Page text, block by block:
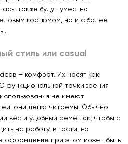
также будут уместно
костюмом, но и с более
стиль или сasual
– комфорт. Их носят как
функциональной точки зрения
не имеют
они легко читаемы. Обычно
вес и удобный ремешок, чтобы с
на работу, в гости, на
оформление при этом может быть